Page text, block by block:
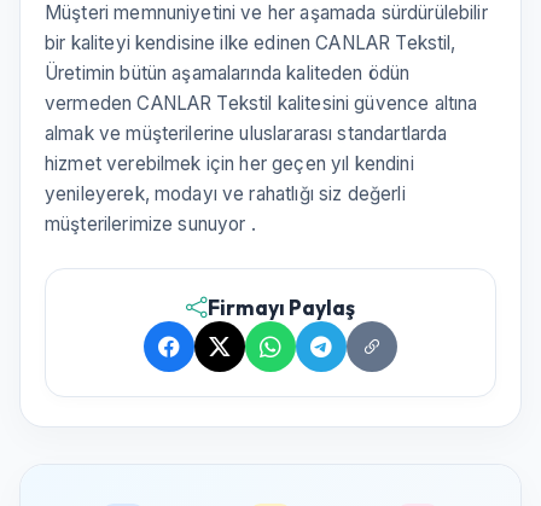
Müşteri memnuniyetini ve her aşamada sürdürülebilir
bir kaliteyi kendisine ilke edinen CANLAR Tekstil,
Üretimin bütün aşamalarında kaliteden ödün
vermeden CANLAR Tekstil kalitesini güvence altına
almak ve müşterilerine uluslararası standartlarda
hizmet verebilmek için her geçen yıl kendini
yenileyerek, modayı ve rahatlığı siz değerli
müşterilerimize sunuyor .
Firmayı Paylaş